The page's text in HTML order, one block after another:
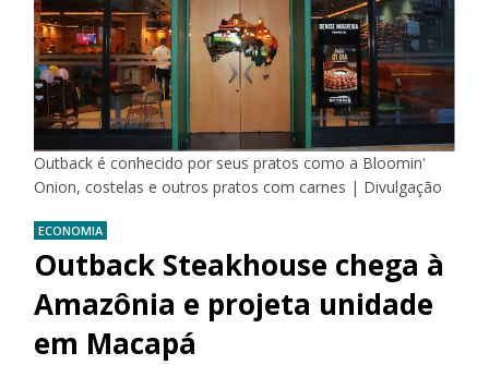
Outback é conhecido por seus pratos como a Bloomin'
Onion, costelas e outros pratos com carnes | Divulgação
ECONOMIA
Outback Steakhouse chega à
Amazônia e projeta unidade
em Macapá